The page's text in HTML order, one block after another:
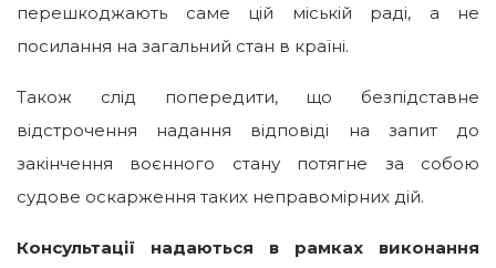
перешкоджають саме цій міській раді, а не
посилання на загальний стан в країні.
Також слід попередити, що безпідставне
відстрочення надання відповіді на запит до
закінчення воєнного стану потягне за собою
судове оскарження таких неправомірних дій.
Консультації надаються в рамках виконання